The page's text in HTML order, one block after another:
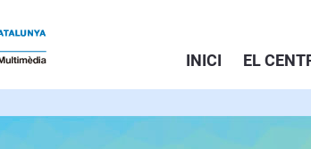
INICI EL